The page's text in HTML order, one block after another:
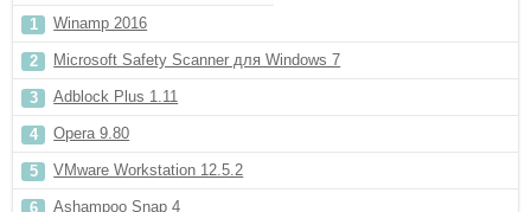
Winamp 2016
Microsoft Safety Scanner для Windows 7
Adblock Plus 1.11
Opera 9.80
VMware Workstation 12.5.2
Ashampoo Snap 4